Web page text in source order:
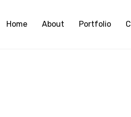
Home About Portfolio